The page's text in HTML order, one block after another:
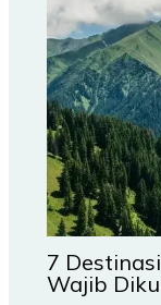
7
Wajib